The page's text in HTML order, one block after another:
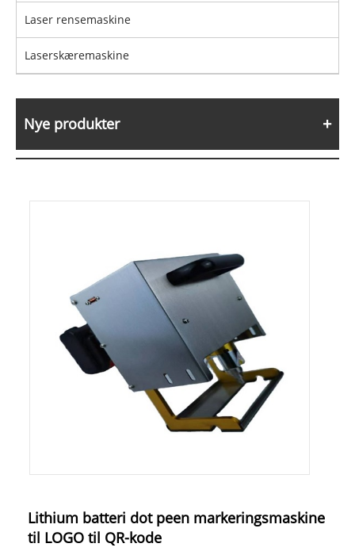
Laser rensemaskine
Laserskæremaskine
Nye produkter
Lithium batteri dot peen markeringsmaskine
til LOGO til QR-kode